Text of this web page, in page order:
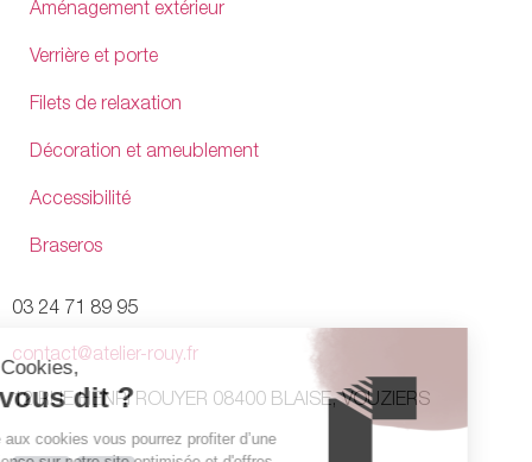
Aménagement extérieur
Verrière et porte
Filets de relaxation
Décoration et ameublement
Accessibilité
Braseros
03 24 71 89 95
contact@atelier-rouy.fr
12 RUE HENRI ROUYER 08400 BLAISE, VOUZIERS